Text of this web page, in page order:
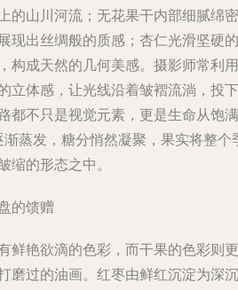
的山川河流；无花果干内部细腻绵密
现出丝绸般的质感；杏仁光滑坚硬的
构成天然的几何美感。摄影师常利用
立体感，让光线沿着皱褶流淌，投下
都不只是视觉元素，更是生命从饱满
蒸发，糖分悄然凝聚，果实将整个
缩的形态之中。
的馈赠
鲜艳欲滴的色彩，而干果的色彩则更
磨过的油画。红枣由鲜红沉淀为深沉